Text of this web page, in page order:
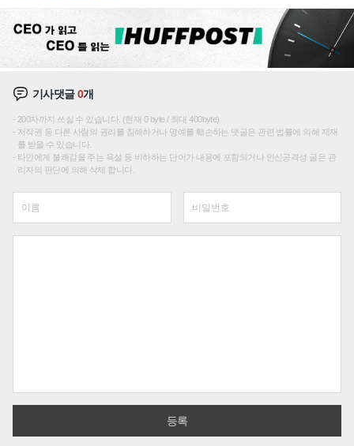
기사댓글0개
200자까지 쓰실 수 있습니다. (현재 0 byte / 최대 400byte)
저작권 등 다른 사람의 권리를 침해하거나 명예를 훼손하는 댓글은 관련 법률에 의해 제재
를 받을 수 있습니다.
타인에게 불쾌감을 주는 욕설 등 비하하는 단어가 내용에 포함되거나 인신공격성 글은 관
리자의 판단에 의해 삭제 합니다.